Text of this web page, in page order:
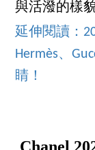
與活潑的樣
延伸閱讀：
Hermès、
睛！